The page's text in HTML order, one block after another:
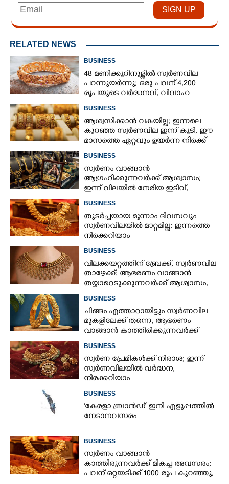
RELATED NEWS
BUSINESS
48 മണിക്കൂറിനുള്ളിൽ സ്വർണവില
പറന്നുയർന്നു; ഒരു പവന് 4,200
രൂപയുടെ വർദ്ധനവ്, വിവാഹ
BUSINESS
ആശ്വസിക്കാൻ വകയില്ല; ഇന്നലെ
കുറഞ്ഞ സ്വർണവില ഇന്ന് കൂടി, ഈ
മാസത്തെ ഏറ്റവും ഉയർന്ന നിരക്ക്
BUSINESS
സ്വർണം വാങ്ങാൻ
ആഗ്രഹിക്കുന്നവർക്ക് ആശ്വാസം;
ഇന്ന് വിലയിൽ നേരിയ ഇടിവ്,
BUSINESS
തുടർച്ചയായ മൂന്നാം ദിവസവും
സ്വർണവിലയിൽ മാറ്റമില്ല; ഇന്നത്തെ
നിരക്കറിയാം
BUSINESS
വിലക്കയറ്റത്തിന് ബ്രേക്ക്, സ്വർണവില
താഴേക്ക്: ആഭരണം വാങ്ങാൻ
തയ്യാറെടുക്കുന്നവർക്ക് ആശ്വാസം,
BUSINESS
ചിങ്ങം എത്താറായിട്ടും സ്വർണവില
മുകളിലേക്ക് തന്നെ,​ ആഭരണം
വാങ്ങാൻ കാത്തിരിക്കുന്നവർക്ക്
BUSINESS
സ്വർണ പ്രേമികൾക്ക് നിരാശ; ഇന്ന്
സ്വർണവിലയിൽ വർദ്ധന,
നിരക്കറിയാം
BUSINESS
"കേരളാ ബ്രാൻഡ്" ഇനി എളുപ്പത്തിൽ
നേടാനവസരം
BUSINESS
സ്വർണം വാങ്ങാൻ
കാത്തിരുന്നവർക്ക് മികച്ച അവസരം;
പവന് ഒറ്റയടിക്ക് 1000 രൂപ കുറഞ്ഞു,